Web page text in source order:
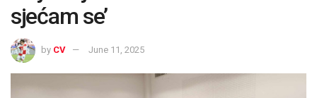
sjećam se’
by CV June 11, 2025